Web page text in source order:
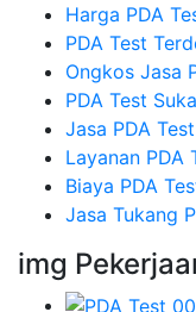
Harga PDA
PDA Test
Ongkos Jasa
PDA Test
Jasa PDA
Layanan PDA
Biaya PDA
Jasa Tukang
img